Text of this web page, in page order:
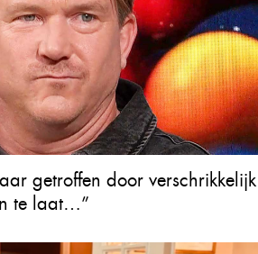
getroffen door verschrikkelijk
te laat…”